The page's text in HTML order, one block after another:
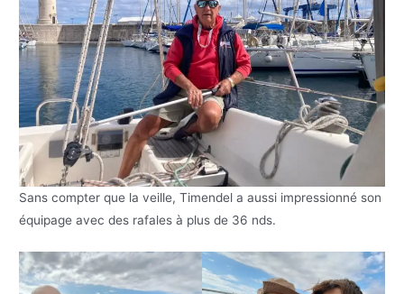
Sans compter que la veille, Timendel a aussi impressionné son
équipage avec des rafales à plus de 36 nds.